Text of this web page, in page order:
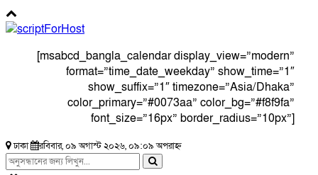
[msabcd_bangla_calendar display_view=”modern”
format=”time_date_weekday” show_time=”1″
show_suffix=”1″ timezone=”Asia/Dhaka”
color_primary=”#0073aa” color_bg=”#f8f9fa”
font_size=”16px” border_radius=”10px”]
ঢাকা রবিবার, ০৯ অগাস্ট ২০২৬, ০৯:০৯ অপরাহ্ন